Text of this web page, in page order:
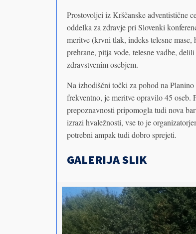
Prostovoljci iz Krščanske adventistične
oddelka za zdravje pri Slovenki
meritve (krvni tlak, indeks telesne
prehrane, pitja vode, telesne vadbe,
zdravstvenim osebjem.
Na izhodiščni točki za pohod na
frekventno, je meritve opravilo 45
prepoznavnosti pripomogla tudi nova
izrazi hvaležnosti, vse to je
potrebni ampak tudi dobro sprejeti.
GALERIJA SLIK